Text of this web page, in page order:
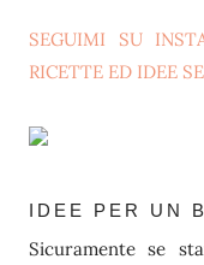
SEGUIMI SU
RICETTE ED IDEE
IDEE PER UN
Sicuramente se